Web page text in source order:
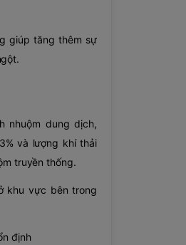
giúp tăng thêm sự
nhuộm dung dịch,
và lượng khí thải
truyền thống.
khu vực bên trong
định